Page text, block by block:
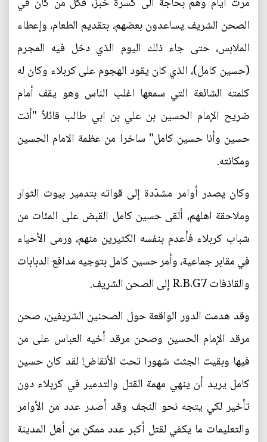
الصحن الشريف يساعدون بعضهم، بتقديم الطعام، وإعطاء
الملابس، حتى جاء ذلك اليوم الذي دخل فيه المجرم
(حسين كامل)، الذي كان يقود الهجوم على كربلاء وكان له
كلمته الشائعة التي سمعها اغلب الناس وهو يقف أمام
ضريح الإمام الحسين بن علي بن ابي طالب قائلاً "أنت
حسين وأنا حسين كامل" ساخرا من عظمة الامام الحسين
ومكانته.
وكان يصدر أوامر مشدّدة إلى قواته بتدمير بيوت الثوار
وملاحقة اهلهم، ألقى حسين كامل القبض على المئات من
شباب كربلاء فأعدم بنفسه الكثيرين منهم، ورمى الأحياء
في مقابر جماعية، وأمر حسين كامل بتوجيه مدافع الدبابات
والقاذفات R.B.G7 إلى الصحن الشريف.
وقد هدمت الدور الواقعة حول الصحنين الشريفين، صحن
مرقد الإمام الحسين وصحن مرقد أخيه العباس على من
فيها وبقيت الجثث شهورا تحت الأنقاض! لقد كان حسين
كامل يريد أن ينهي مهمة القتل والتدمير في كربلاء دون
تأخير لكي يتجه نحو النجف وقد أصدر عدد من الأوامر
والتعليمات ما يكفي لقتل أكبر عدد ممكن من أهل المدينة